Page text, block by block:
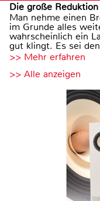
Die große Reduktion
Man nehme einen
im Grunde alles
wahrscheinlich ein
gut klingt. Es sei
>> Mehr erfahren
>> Alle anzeigen